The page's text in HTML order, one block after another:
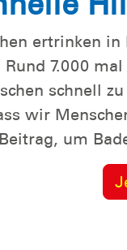
ertrinken
7.000
schnell
wir
um